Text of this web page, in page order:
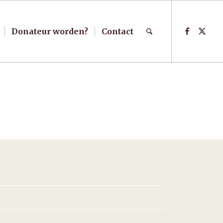
Donateur worden? Contact